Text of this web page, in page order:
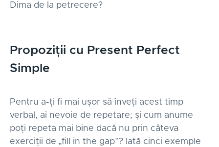
Dima de la petrecere?
Propoziții cu Present Perfect
Simple
Pentru a-ți fi mai ușor să înveți acest timp
verbal, ai nevoie de repetare; și cum anume
poți repeta mai bine dacă nu prin câteva
exerciții de „fill in the gap”? Iată cinci exemple